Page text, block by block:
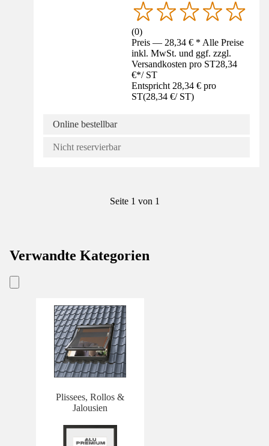
(0)
Preis — 28,34 € * Alle Preise
inkl. MwSt. und ggf. zzgl.
Versandkosten pro ST28,34
€*/ ST
Entspricht 28,34 € pro
ST(28,34 €/ ST)
Online bestellbar
Nicht reservierbar
Seite 1 von 1
Verwandte Kategorien
Plissees, Rollos &
Jalousien